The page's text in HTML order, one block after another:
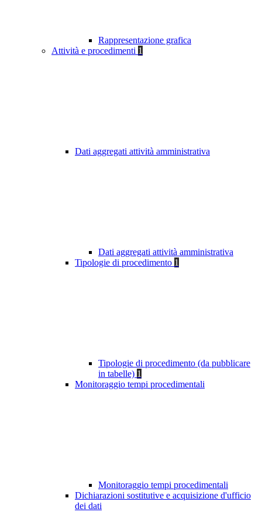
Rappresentazione grafica
Attività e procedimenti 1
Dati aggregati attività amministrativa
Dati aggregati attività amministrativa
Tipologie di procedimento 1
Tipologie di procedimento (da pubblicare
in tabelle) 1
Monitoraggio tempi procedimentali
Monitoraggio tempi procedimentali
Dichiarazioni sostitutive e acquisizione d'ufficio
dei dati